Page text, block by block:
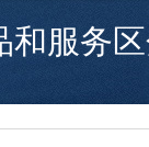
服务区